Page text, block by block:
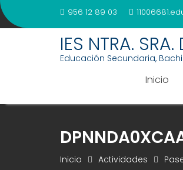
Saltar
al
956 12 89 03
IES NTRA.
Educación Secundaria,
Inicio
Inicio Actividades